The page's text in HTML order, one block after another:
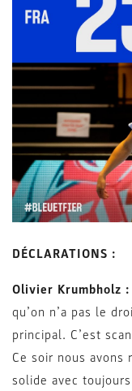
DÉCLARATIONS :
Olivier Krumbholz :
qu’on n’a pas le
principal. C’est
Ce soir nous avons
solide avec